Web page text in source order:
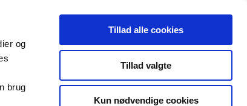
og
brug
Tillad alle cookies
Tillad valgte
Kun nødvendige cookies
Særlige
produktområder